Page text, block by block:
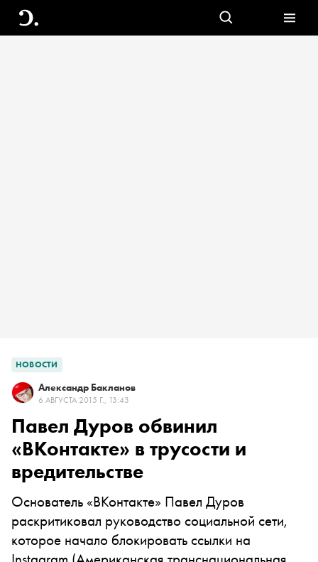
НОВОСТИ
Александр Бакланов
6 АВГУСТА 2015 Г., 13:43
Павел Дуров обвинил
«ВКонтакте» в трусости и
вредительстве
Основатель «ВКонтакте» Павел Дуров
раскритиковал руководство социальной сети,
которое начало блокировать ссылки на